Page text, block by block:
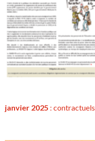
janvier 2025 : contractuels